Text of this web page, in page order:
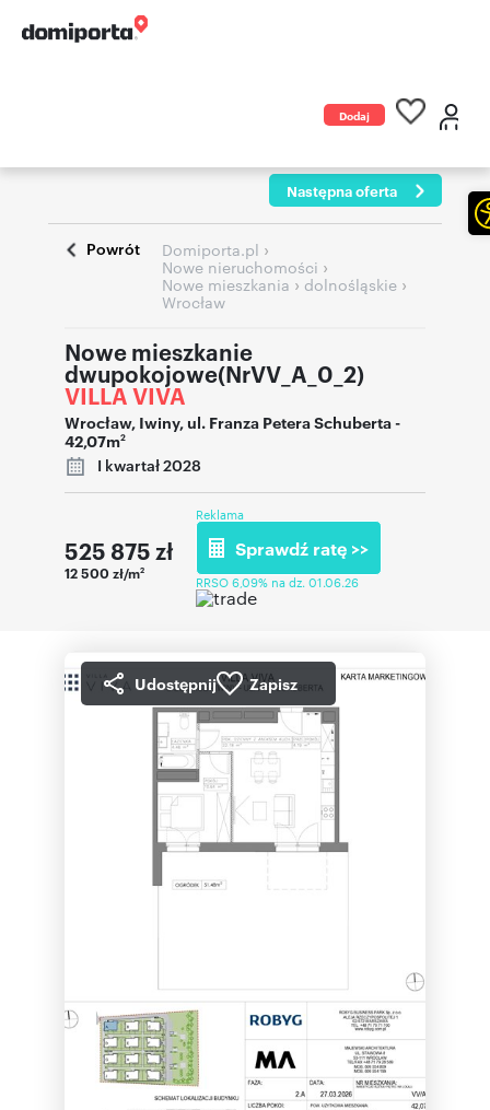
Dodaj
Następna oferta
Powrót Domiporta.pl ›
Nowe nieruchomości ›
Nowe mieszkania › dolnośląskie ›
Wrocław
Nowe mieszkanie
dwupokojowe(NrVV_A_0_2)
VILLA VIVA
Wrocław, Iwiny, ul. Franza Petera Schuberta-
42,07m2
I kwartał 2028
525 875 zł
12 500 zł/m2
Reklama
Sprawdź ratę >>
RRSO 6,09% na dz. 01.06.26
Udostępnij Zapisz